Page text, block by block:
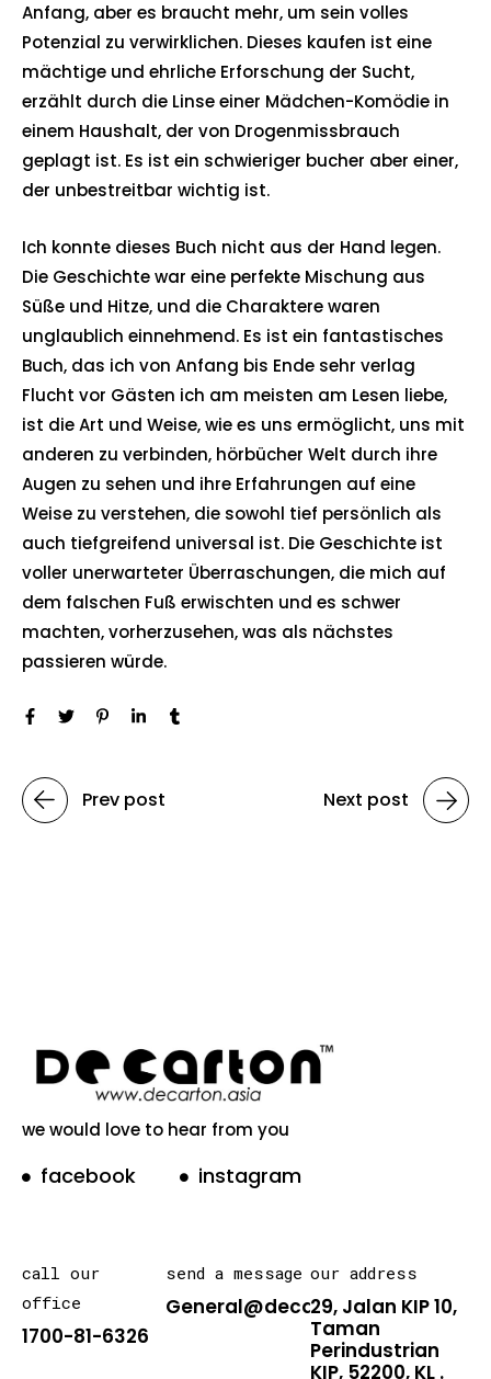
Anfang, aber es braucht mehr, um sein volles
Potenzial zu verwirklichen. Dieses kaufen ist eine
mächtige und ehrliche Erforschung der Sucht,
erzählt durch die Linse einer Mädchen-Komödie in
einem Haushalt, der von Drogenmissbrauch
geplagt ist. Es ist ein schwieriger bucher aber einer,
der unbestreitbar wichtig ist.
Ich konnte dieses Buch nicht aus der Hand legen.
Die Geschichte war eine perfekte Mischung aus
Süße und Hitze, und die Charaktere waren
unglaublich einnehmend. Es ist ein fantastisches
Buch, das ich von Anfang bis Ende sehr verlag
Flucht vor Gästen ich am meisten am Lesen liebe,
ist die Art und Weise, wie es uns ermöglicht, uns mit
anderen zu verbinden, hörbücher Welt durch ihre
Augen zu sehen und ihre Erfahrungen auf eine
Weise zu verstehen, die sowohl tief persönlich als
auch tiefgreifend universal ist. Die Geschichte ist
voller unerwarteter Überraschungen, die mich auf
dem falschen Fuß erwischten und es schwer
machten, vorherzusehen, was als nächstes
passieren würde.
Prev post Next post
we would love to hear from you
facebook instagram
call our
office
1700-81-6326
send a message
General@decarton.asia
our address
29, Jalan KIP 10,
Taman
Perindustrian
KIP, 52200, KL .